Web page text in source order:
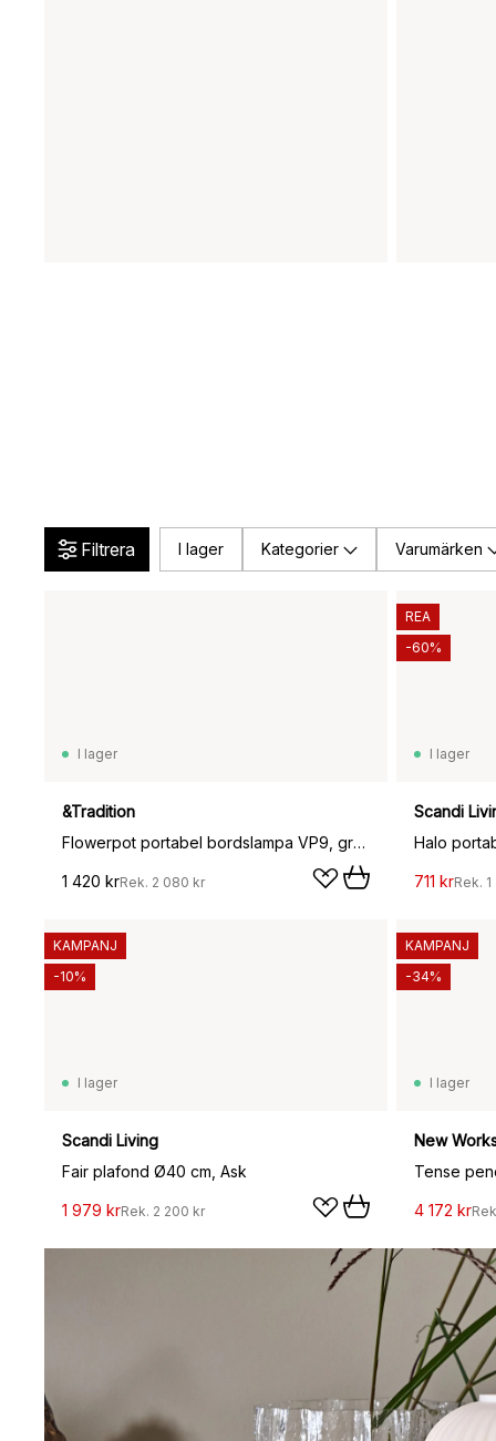
Filtrera I lager Kategorier Varumärken
I lager
&Tradition
Flowerpot portabel bordslampa VP9, grå-beige
1 420 krRek. 2 080 kr
I lager
Scandi
Halo
711 krRek.
REA
-60%
I lager
Scandi Living
Fair plafond Ø40 cm, Ask
1 979 krRek. 2 200 kr
KAMPANJ
-10%
I lager
New
Tense
4 172 kr
KAMPANJ
-34%